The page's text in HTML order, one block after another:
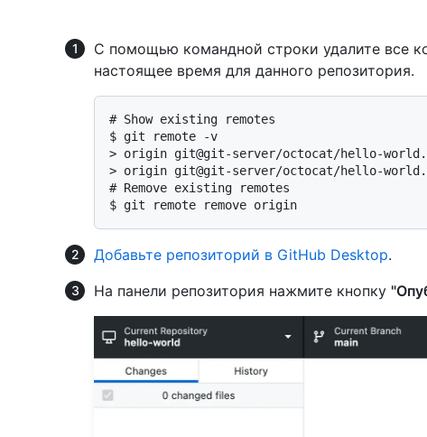
С помощью командной строки удалите все
настоящее время для данного репозитория.
# Show existing remotes
$ git remote -v
> origin git@git-server/octocat/hello-
> origin git@git-server/octocat/hello-
# Remove existing remotes
$ git remote remove origin
Добавьте репозиторий в GitHub Desktop.
На панели репозитория нажмите кнопку